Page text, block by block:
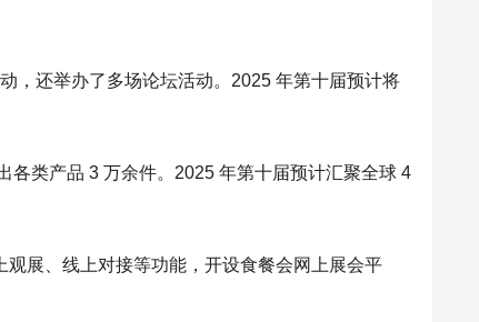
，还举办了多场论坛活动。2025 年第十届预计将
类产品 3 万余件。2025 年第十届预计汇聚全球 4
展、线上对接等功能，开设食餐会网上展会平